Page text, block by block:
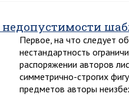
Первое, на что следует
нестандартность
распоряжении авторов
симметрично-строгих
предметов авторы